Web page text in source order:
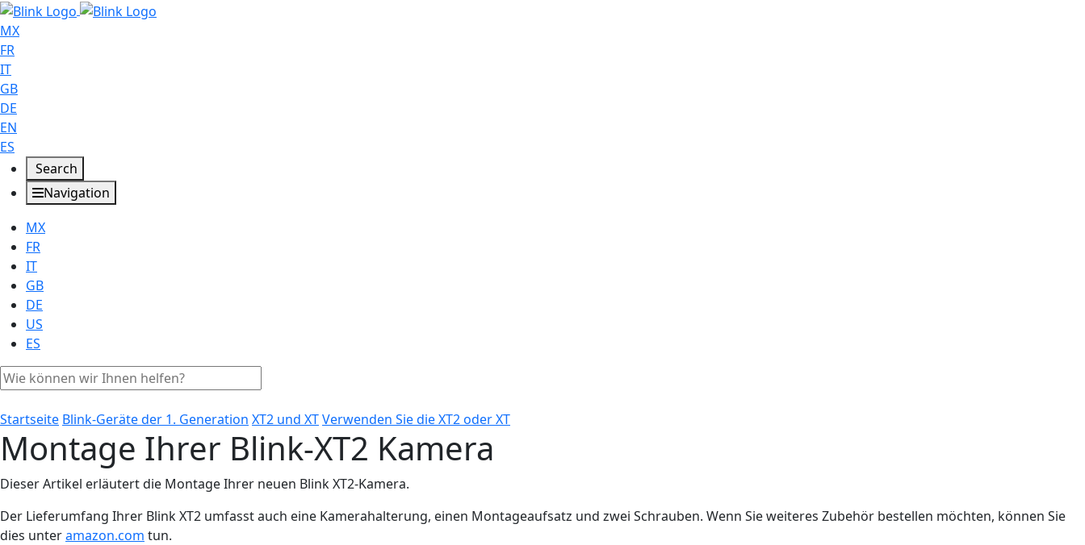
MX
FR
IT
GB
DE
EN
ES
Search
Navigation
MX
FR
IT
GB
DE
US
ES
Startseite Blink-Geräte der 1. Generation XT2 und XTVerwenden Sie die XT2 oder XT
Montage Ihrer Blink-XT2 Kamera
Dieser Artikel erläutert die Montage Ihrer neuen Blink XT2-Kamera.
Der Lieferumfang Ihrer Blink XT2 umfasst auch eine Kamerahalterung, einen Montageaufsatz und zwei Schrauben. Wenn Sie weiteres Zubehör bestellen möchten, können Sie
dies unteramazon.com tun.